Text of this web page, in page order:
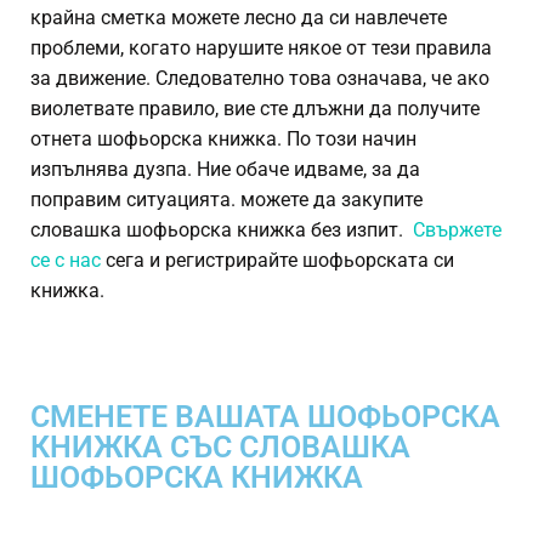
крайна сметка можете лесно да си навлечете
проблеми, когато нарушите някое от тези правила
за движение. Следователно това означава, че ако
виолетвате правило, вие сте длъжни да получите
отнета шофьорска книжка. По този начин
изпълнява дузпа. Ние обаче идваме, за да
поправим ситуацията. можете да закупите
словашка шофьорска книжка без изпит. Свържете
се с нас сега и регистрирайте шофьорската си
книжка.
СМЕНЕТЕ ВАШАТА ШОФЬОРСКА
КНИЖКА СЪС СЛОВАШКА
ШОФЬОРСКА КНИЖКА